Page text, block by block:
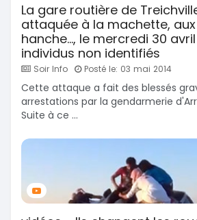
La gare routière de
attaquée à la machette,
hanche..., le mercredi 30
individus non identifiés
Soir Info Posté le: 03 mai 2014
Cette attaque a fait des blessés
arrestations par la gendarmerie
Suite à ce ...